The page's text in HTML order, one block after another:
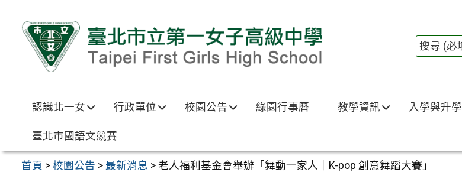
認識北一女 行政單位 校園公告 綠園行事曆 教學資訊 入學與升學
臺北市國語文競賽
首頁 >校園公告 > 最新消息 >老人福利基金會舉辦「舞動一家人｜K-pop 創意舞蹈大賽」